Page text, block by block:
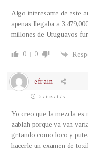
Algo interesante de este
apenas llegaba a
millones de Uruguayos
0 0
efrain
6 años atrás
Yo creo que la mezcla es
zablah porque ya van
gritando como loco y
hacerle un examen de